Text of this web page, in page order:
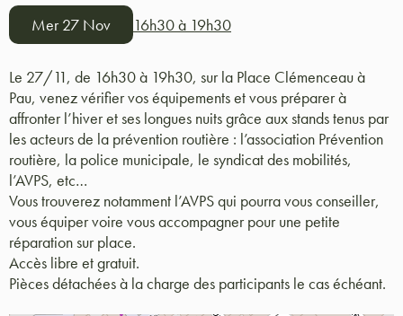
Mer 27 Nov 16h30 à 19h30
Le 27/11, de 16h30 à 19h30, sur la Place Clémenceau à
Pau, venez vérifier vos équipements et vous préparer à
affronter l’hiver et ses longues nuits grâce aux stands tenus par
les acteurs de la prévention routière : l’association Prévention
routière, la police municipale, le syndicat des mobilités,
l’AVPS, etc…
Vous trouverez notamment l’AVPS qui pourra vous conseiller,
vous équiper voire vous accompagner pour une petite
réparation sur place.
Accès libre et gratuit.
Pièces détachées à la charge des participants le cas échéant.